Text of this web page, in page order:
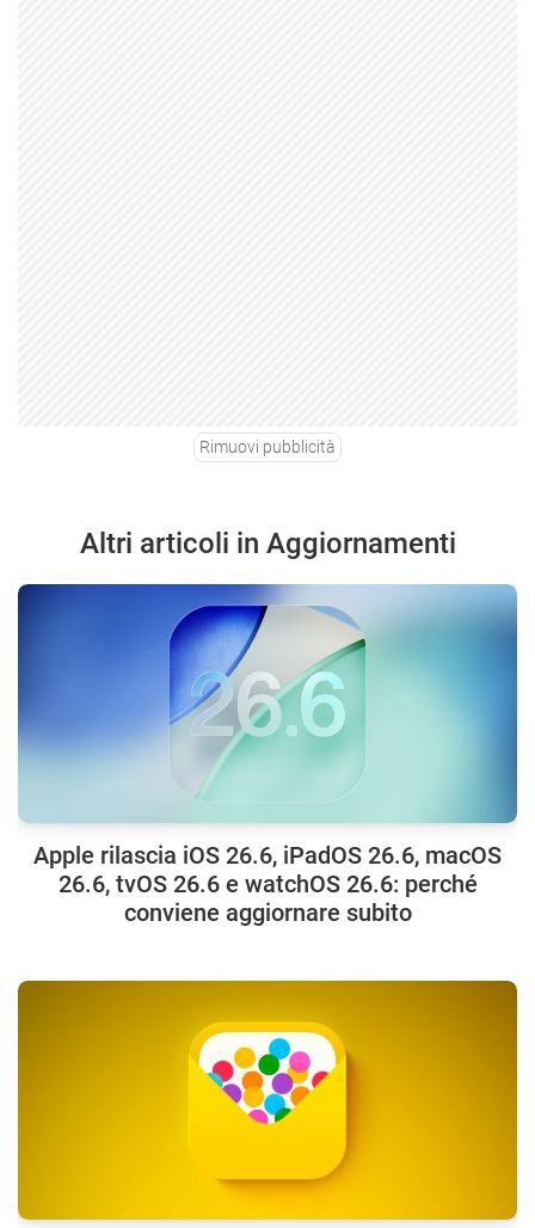
Rimuovi pubblicità
Altri articoli in Aggiornamenti
Apple rilascia iOS 26.6, iPadOS 26.6, macOS
26.6, tvOS 26.6 e watchOS 26.6: perché
conviene aggiornare subito